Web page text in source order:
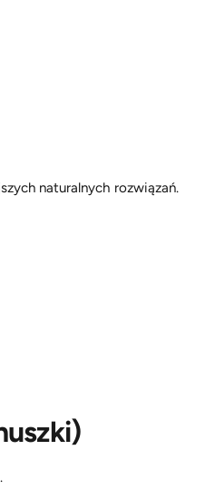
naturalnych rozwiązań.